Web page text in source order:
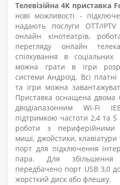
Телевізійна 4K приставка
нові можливості -
надають послуги OTT/
онлайн кінотеатрів,
перегляду онлайн
спілкування в
можна грати в ігри
системи Андроїд. Всі
та ігри можна
Приставка оснащена двома
дводіапазонним Wi-Fi
підтримкою частоти 2,4 та
роботи з периферійними
миші, джойстики,
порт для підключення
пара. Для збільшення
передбачено порт USB 3,0
жорсткий диск або флешку.